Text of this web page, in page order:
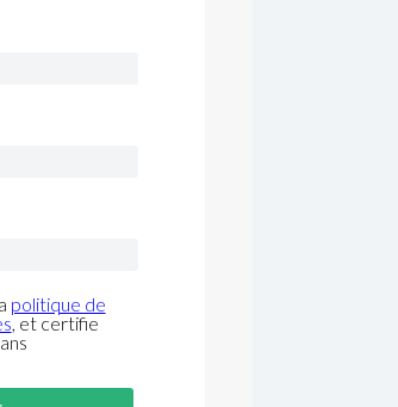
politique de
, et certifie